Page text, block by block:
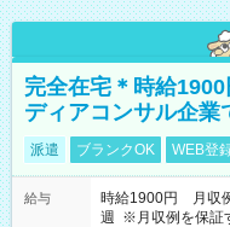
完全在宅＊時給
ディアコンサル企業
派遣 ブランクOK WEB登
給与
時給1900円 月収
週 ※月収例を保証